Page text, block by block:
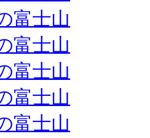
富士山
富士山
富士山
富士山
富士山